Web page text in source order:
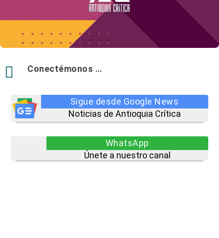
 Conectémonos …
Sigue desde Google News
Noticias de Antioquia Crítica
WhatsApp
Únete a nuestro canal